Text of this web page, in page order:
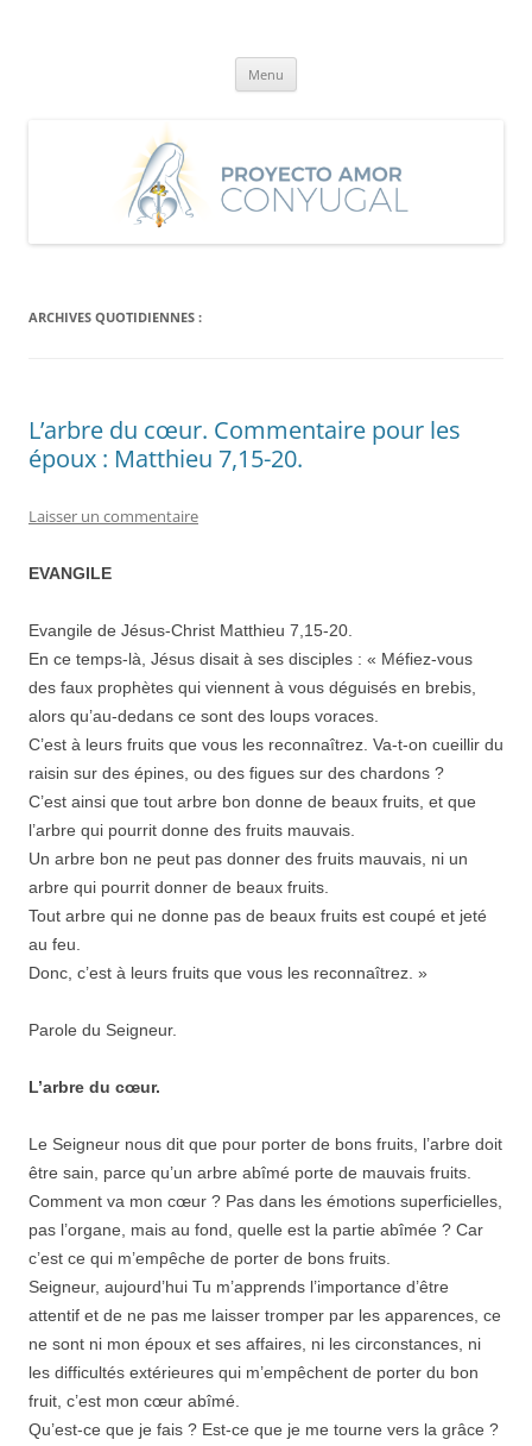
Menu
ARCHIVES QUOTIDIENNES :
L’arbre du cœur. Commentaire pour les
époux : Matthieu 7,15-20.
Laisser un commentaire
EVANGILE
Evangile de Jésus-Christ Matthieu 7,15-20.
En ce temps-là, Jésus disait à ses disciples : « Méfiez-vous
des faux prophètes qui viennent à vous déguisés en brebis,
alors qu’au-dedans ce sont des loups voraces.
C’est à leurs fruits que vous les reconnaîtrez. Va-t-on cueillir du
raisin sur des épines, ou des figues sur des chardons ?
C’est ainsi que tout arbre bon donne de beaux fruits, et que
l’arbre qui pourrit donne des fruits mauvais.
Un arbre bon ne peut pas donner des fruits mauvais, ni un
arbre qui pourrit donner de beaux fruits.
Tout arbre qui ne donne pas de beaux fruits est coupé et jeté
au feu.
Donc, c’est à leurs fruits que vous les reconnaîtrez. »
Parole du Seigneur.
L’arbre du cœur.
Le Seigneur nous dit que pour porter de bons fruits, l’arbre doit
être sain, parce qu’un arbre abîmé porte de mauvais fruits.
Comment va mon cœur ? Pas dans les émotions superficielles,
pas l’organe, mais au fond, quelle est la partie abîmée ? Car
c’est ce qui m’empêche de porter de bons fruits.
Seigneur, aujourd’hui Tu m’apprends l’importance d’être
attentif et de ne pas me laisser tromper par les apparences, ce
ne sont ni mon époux et ses affaires, ni les circonstances, ni
les difficultés extérieures qui m’empêchent de porter du bon
fruit, c’est mon cœur abîmé.
Qu’est-ce que je fais ? Est-ce que je me tourne vers la grâce ?